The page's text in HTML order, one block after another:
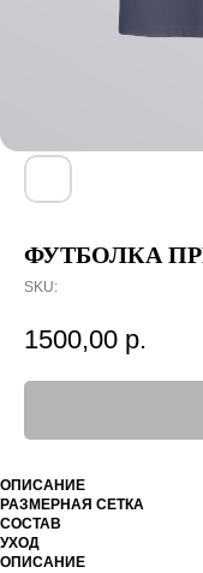
ФУТБОЛКА
SKU:
1500,00 р.
ОПИСАНИЕ
РАЗМЕРНАЯ СЕТКА
СОСТАВ
УХОД
ОПИСАНИЕ